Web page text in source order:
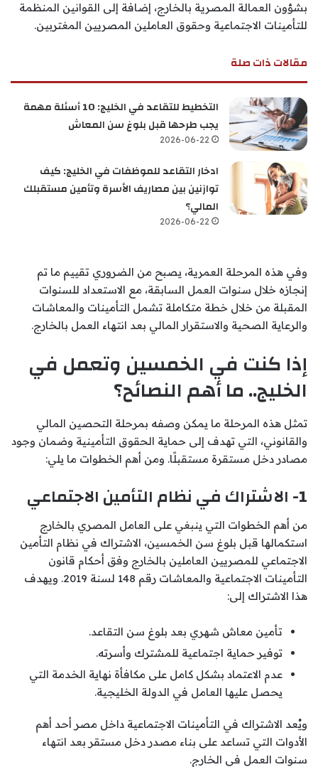
بشؤون العمالة المصرية بالخارج، إضافة إلى القوانين المنظمة
للتأمينات الاجتماعية وحقوق العاملين المصريين المغتربين.
مقالات ذات صلة
التخطيط للتقاعد في الخليج: 10 أسئلة مهمة
يجب طرحها قبل بلوغ سن المعاش
2026-06-22
ادخار التقاعد للموظفات في الخليج: كيف
توازنين بين مصاريف الأسرة وتأمين مستقبلك
المالي؟
2026-06-22
وفي هذه المرحلة العمرية، يصبح من الضروري تقييم ما تم
إنجازه خلال سنوات العمل السابقة، مع الاستعداد للسنوات
المقبلة من خلال خطة متكاملة تشمل التأمينات والمعاشات
والرعاية الصحية والاستقرار المالي بعد انتهاء العمل بالخارج.
إذا كنت في الخمسين وتعمل في
الخليج.. ما أهم النصائح؟
تمثل هذه المرحلة ما يمكن وصفه بمرحلة التحصين المالي
والقانوني، التي تهدف إلى حماية الحقوق التأمينية وضمان وجود
مصادر دخل مستقرة مستقبلًا. ومن أهم الخطوات ما يلي:
1- الاشتراك في نظام التأمين الاجتماعي
من أهم الخطوات التي ينبغي على العامل المصري بالخارج
استكمالها قبل بلوغ سن الخمسين، الاشتراك في نظام التأمين
الاجتماعي للمصريين العاملين بالخارج وفق أحكام قانون
التأمينات الاجتماعية والمعاشات رقم 148 لسنة 2019. ويهدف
هذا الاشتراك إلى:
تأمين معاش شهري بعد بلوغ سن التقاعد.
توفير حماية اجتماعية للمشترك وأسرته.
عدم الاعتماد بشكل كامل على مكافأة نهاية الخدمة التي
يحصل عليها العامل في الدولة الخليجية.
ويُعد الاشتراك في التأمينات الاجتماعية داخل مصر أحد أهم
الأدوات التي تساعد على بناء مصدر دخل مستقر بعد انتهاء
سنوات العمل في الخارج.